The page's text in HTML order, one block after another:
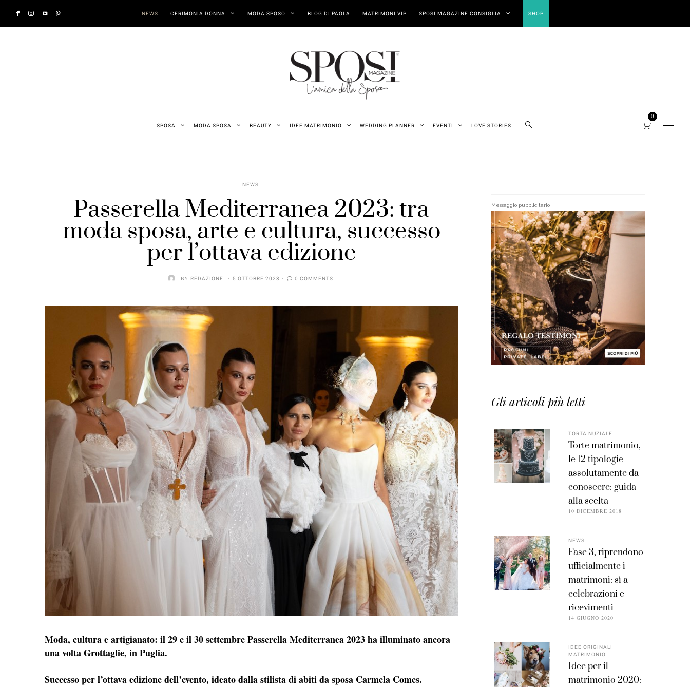
NEWS CERIMONIA DONNA MODA SPOSO BLOG DI PAOLA MATRIMONI VIP SPOSI MAGAZINE CONSIGLIA SHOP
SPOSA MODA SPOSA BEAUTY IDEE MATRIMONIO WEDDING PLANNER EVENTI LOVE STORIES
0
NEWS
Passerella Mediterranea 2023: tra
moda sposa, arte e cultura, successo
per l’ottava edizione
BY REDAZIONE 5 OTTOBRE 2023 0 COMMENTS
Moda, cultura e artigianato: il 29 e il 30 settembre Passerella Mediterranea 2023 ha illuminato ancora
una volta Grottaglie, in Puglia.
Successo per l’ottava edizione dell’evento, ideato dalla stilista di abiti da sposa Carmela Comes.
Messaggio pubblicitario
Gli articoli più letti
TORTA NUZIALE
Torte matrimonio,
le 12 tipologie
assolutamente da
conoscere: guida
alla scelta
10 DICEMBRE 2018
NEWS
Fase 3, riprendono
ufficialmente i
matrimoni: sì a
celebrazioni e
ricevimenti
14 GIUGNO 2020
IDEE ORIGINALI
MATRIMONIO
Idee per il
matrimonio 2020: